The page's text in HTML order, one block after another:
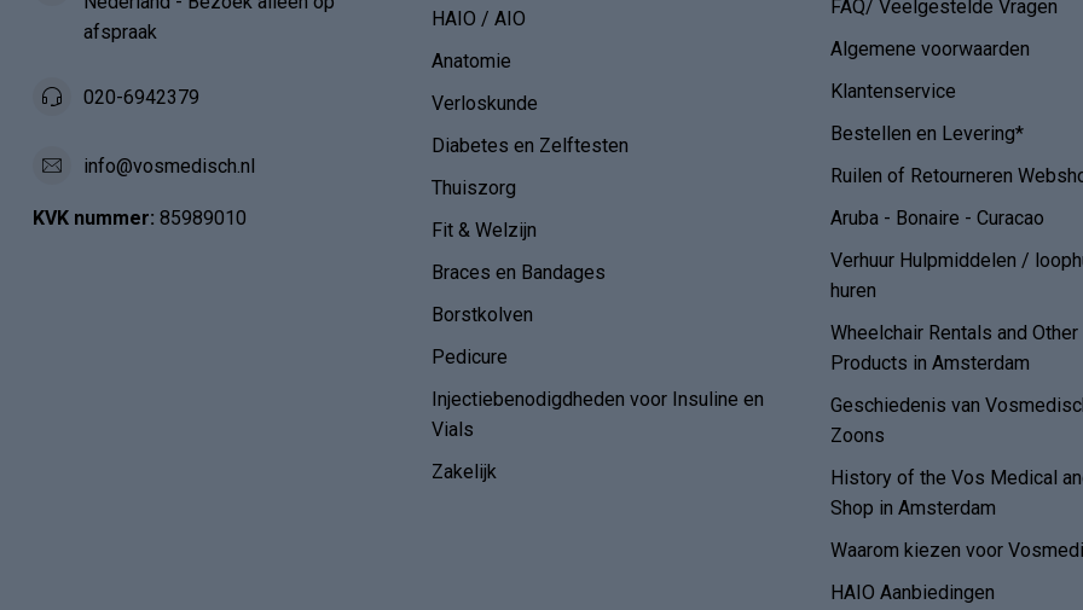
Medische en Thuiszorg artikelen
1115 AD Duivendrecht
afspraak
020-6942379
Verbandartikelen
EHBO - BHV
Verpleegkunde
HAIO / AIO
Anatomie
Verloskunde
Diabetes en Zelftesten
Thuiszorg
Fit & Welzijn
Braces en Bandages
Pedicure
Openingstijden
Persoonlijke uitleg over het
een bovenarmbloeddrukmeter
FAQ/ Veelgestelde Vragen
Algemene voorwaarden
Klantenservice
Bestellen en Levering*
Aruba - Bonaire - Curacao
Verhuur Hulpmiddelen /
huren
Wheelchair Rentals and Other
Products in Amsterdam
Geschiedenis van